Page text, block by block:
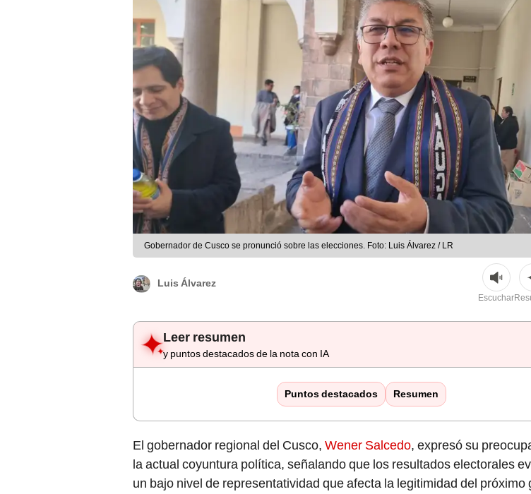
Gobernador de Cusco se pronunció sobre las elecciones. Foto: Luis Álvarez / LR
Luis Álvarez
Escuchar
Leer resumen
y puntos destacados de la nota con IA
Puntos destacados Resumen
El gobernador regional del Cusco, Wener Salcedo, expresó su
la actual coyuntura política, señalando que los resultados electorales
un bajo nivel de representatividad que afecta la legitimidad del próximo